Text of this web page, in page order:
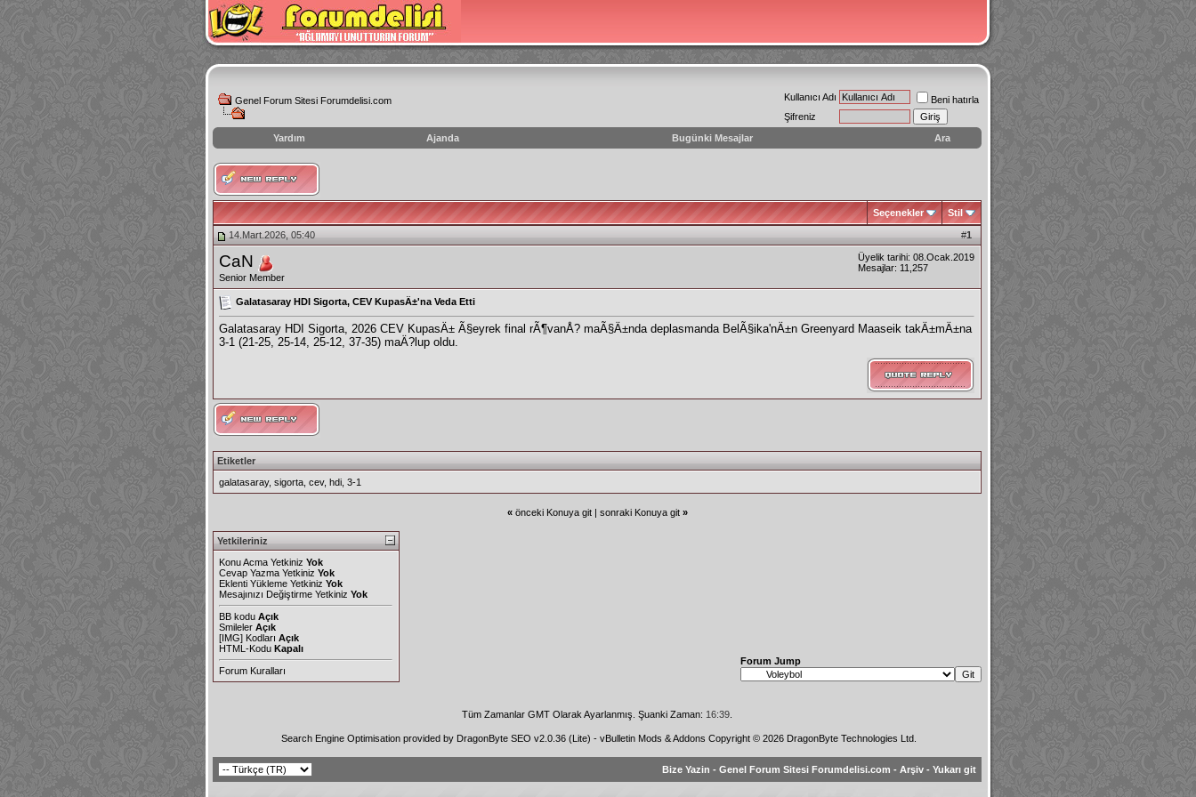
Genel Forum Sitesi Forumdelisi.com Kullanıcı Adı
Beni hatırla
Şifreniz
Yardım
Ajanda Bugünki Mesajlar Ara
instagram
izlenme
hilesi
Seçenekler Stil
#1
14.Mart.2026, 05:40
CaN
Senior Member
Üyelik tarihi: 08.Ocak.2019
Mesajlar: 11,257
Galatasaray HDI Sigorta, CEV KupasÄ±'na Veda Etti
Galatasaray HDI Sigorta, 2026 CEV KupasÄ± Ã§eyrek final rÃ¶vanÅ? maÃ§Ä±nda deplasmanda BelÃ§ika'nÄ±n Greenyard Maaseik takÄ±mÄ±na
3-1 (21-25, 25-14, 25-12, 37-35) maÄ?lup oldu.
Etiketler
galatasaray, sigorta cev, hdi 3-1
« önceki Konuya git| sonraki Konuya git »
Yetkileriniz
Konu Acma Yetkiniz Yok
Cevap Yazma Yetkiniz Yok
Eklenti Yükleme Yetkiniz Yok
Mesajınızı Değiştirme Yetkiniz Yok
BB kodu Açık
Smileler Açık
[IMG] Kodları Açık
HTML-Kodu Kapalı
Forum Kuralları
Forum Jump
Tüm Zamanlar GMT Olarak Ayarlanmış. Şuanki Zaman: 16:39
Search Engine Optimisation provided by DragonByte SEO v2.0.36 (Lite) - vBulletin Mods & Addons Copyright © 2026 DragonByte Technologies Ltd.
Bize Yazin - Genel Forum Sitesi Forumdelisi.com - Arşiv - Yukarı git